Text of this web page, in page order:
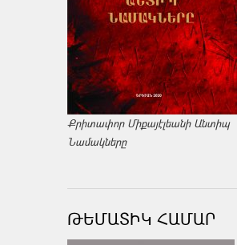
Քրիտափոր Միքայէլեանի Անտիպ
Նամակները
ԹԵՄԱՏԻԿ ՀԱՄԱՐ